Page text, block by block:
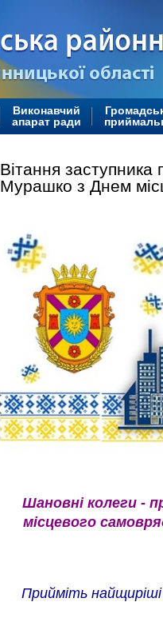
Виконавчий
апарат ради
Вітання заступника
Мурашко з Днем
Шановні колеги -
місцевого
Прийміть